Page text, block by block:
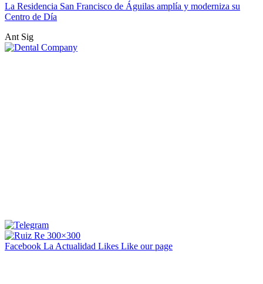
La Residencia San Francisco de Águilas amplía y moderniza su
Centro de Día
Ant Sig
Facebook La Actualidad Likes Like our page